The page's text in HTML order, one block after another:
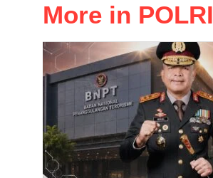
More in POLRI